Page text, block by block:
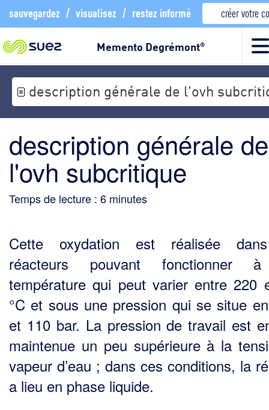
sauvegardez / visualisez / restez informé créer votre
Memento Degrémont®
description générale de l'ovh
description générale de
l'ovh subcritique
Temps de lecture : 6 minutes
Cette oxydation est réalisée
réacteurs pouvant fonctionner
température qui peut varier entre 220
°C et sous une pression qui se situe
et 110 bar. La pression de travail est
maintenue un peu supérieure à la
vapeur d’eau ; dans ces conditions, la
a lieu en phase liquide.